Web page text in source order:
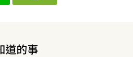
道的事